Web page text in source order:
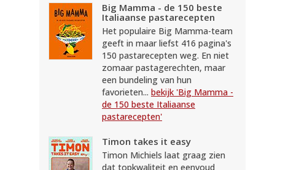
Big Mamma - de 150 beste
Italiaanse pastarecepten
Het populaire Big Mamma-team
geeft in maar liefst 416 pagina's
150 pastarecepten weg. En niet
zomaar pastagerechten, maar
een bundeling van hun
favorieten... bekijk 'Big Mamma -
de 150 beste Italiaanse
pastarecepten'
Timon takes it easy
Timon Michiels laat graag zien
dat topkwaliteit en eenvoud